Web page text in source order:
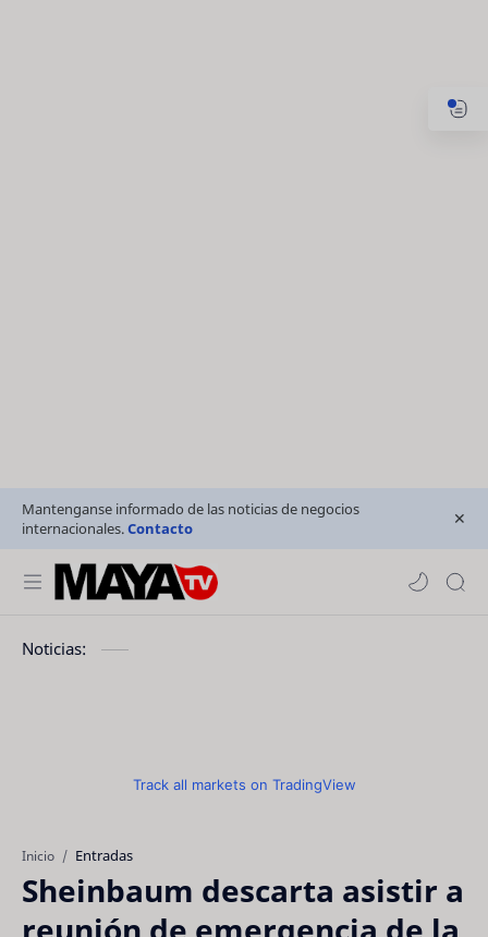
Mantenganse informado de las noticias de negocios
internacionales.Contacto
Noticias:
Track all markets on TradingView
Inicio Entradas
Sheinbaum descarta asistir a